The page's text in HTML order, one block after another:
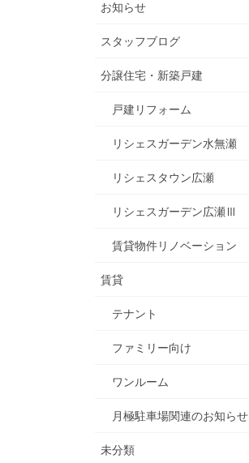
お知らせ
スタッフブログ
分譲住宅・新築戸建
戸建リフォーム
リシェスガーデン水無瀬
リシェスタウン広瀬
リシェスガーデン広瀬Ⅲ
賃貸物件リノベーション
賃貸
テナント
ファミリー向け
ワンルーム
月極駐車場関連のお知らせ
未分類